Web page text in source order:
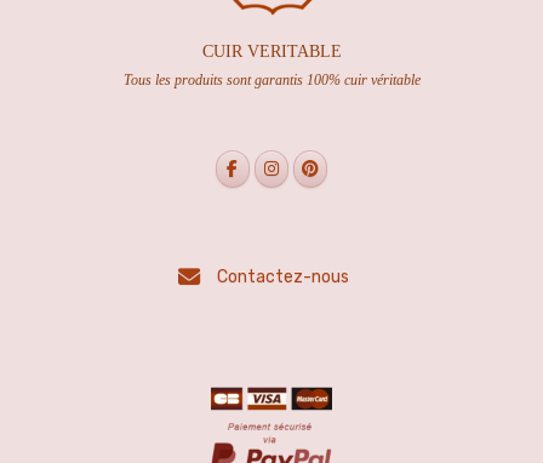
CUIR VERITABLE
Tous les produits sont garantis 100% cuir véritable
Contactez-nous